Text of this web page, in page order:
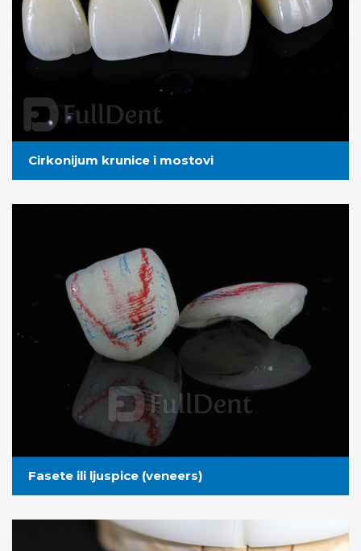
Cirkonijum krunice i mostovi
Fasete ili ljuspice (veneers)